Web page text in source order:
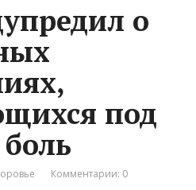
о
под
Комментарии: 0